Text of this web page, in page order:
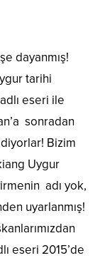
dayanmış!
tarihi
eseri ile
sonradan
diyorlar! Bizim
Uygur
adı yok,
uyarlanmış!
eseri 2015’de